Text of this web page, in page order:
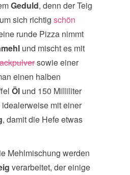
Geduld, denn der Teig
sich richtig schön
runde Pizza nimmt
und mischt es mit
sowie einer
einen halben
Öl und 150 Milliliter
idealerweise mit einer
, damit die Hefe etwas
Mehlmischung werden
verarbeitet, der einige